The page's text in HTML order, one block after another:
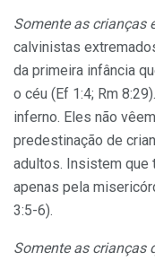
Somente as crianças
calvinistas
da primeira infância
o céu (Ef 1:4; Rm
inferno. Eles não
predestinação de
adultos. Insistem que
apenas pela
3:5-6).
Somente as crianças